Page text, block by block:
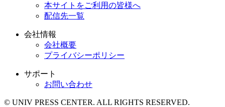
本サイトをご利用の皆様へ
配信先一覧
会社情報
会社概要
プライバシーポリシー
サポート
お問い合わせ
© UNIV PRESS CENTER. ALL RIGHTS RESERVED.